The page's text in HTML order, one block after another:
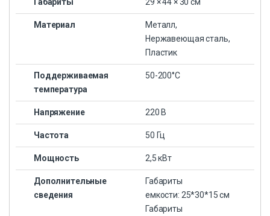
Габариты 29 × 44 × 30 см
Материал
Металл,
Нержавеющая сталь,
Пластик
Поддерживаемая
температура
50-200°С
Напряжение 220 В
Частота 50 Гц
Мощность 2,5 кВт
Дополнительные
сведения
Габариты
емкости: 25*30*15 см
Габариты